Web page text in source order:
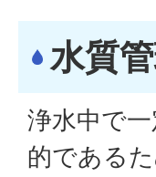
水質
浄水中で
的である